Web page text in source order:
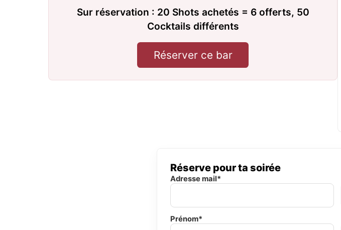
Sur réservation : 20 Shots achetés = 6 offerts, 50
Cocktails différents
Réserver ce bar
Réserve pour ta soirée
Adresse mail*
Prénom*